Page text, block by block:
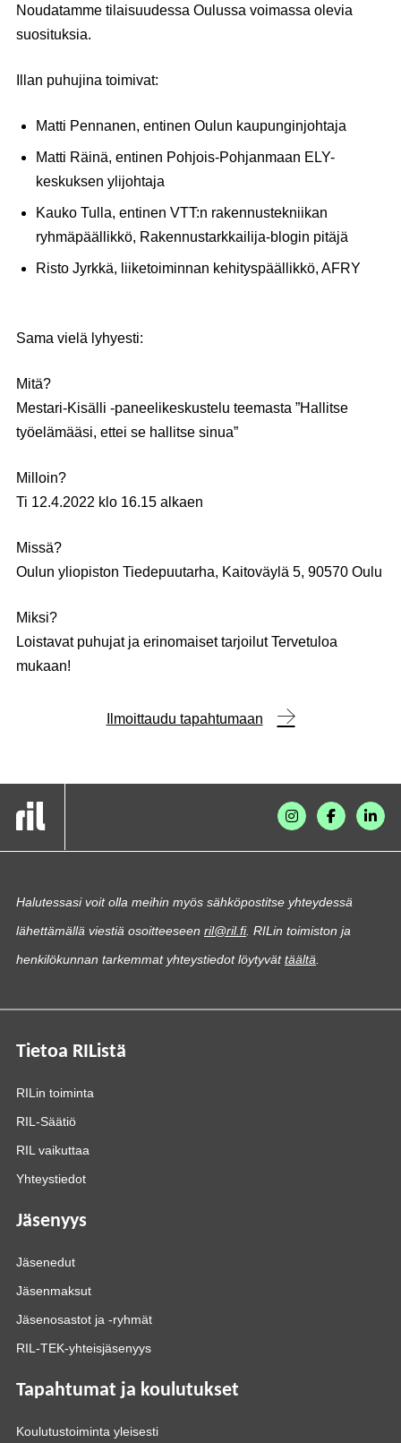
Noudatamme tilaisuudessa Oulussa voimassa olevia
suosituksia.
Illan puhujina toimivat:
Matti Pennanen, entinen Oulun kaupunginjohtaja
Matti Räinä, entinen Pohjois-Pohjanmaan ELY-
keskuksen ylijohtaja
Kauko Tulla, entinen VTT:n rakennustekniikan
ryhmäpäällikkö, Rakennustarkkailija-blogin pitäjä
Risto Jyrkkä, liiketoiminnan kehityspäällikkö, AFRY
Sama vielä lyhyesti:
Mitä?
Mestari-Kisälli -paneelikeskustelu teemasta ”Hallitse
työelämääsi, ettei se hallitse sinua”
Milloin?
Ti 12.4.2022 klo 16.15 alkaen
Missä?
Oulun yliopiston Tiedepuutarha, Kaitoväylä 5, 90570 Oulu
Miksi?
Loistavat puhujat ja erinomaiset tarjoilut Tervetuloa
mukaan!
Ilmoittaudu tapahtumaan
Halutessasi voit olla meihin myös sähköpostitse yhteydessä
lähettämällä viestiä osoitteeseen ril@ril.fi. RILin toimiston ja
henkilökunnan tarkemmat yhteystiedot löytyvättäältä
Tietoa RIListä
RILin toiminta
RIL-Säätiö
RIL vaikuttaa
Yhteystiedot
Jäsenyys
Jäsenedut
Jäsenmaksut
Jäsenosastot ja -ryhmät
RIL-TEK-yhteisjäsenyys
Tapahtumat ja koulutukset
Koulutustoiminta yleisesti